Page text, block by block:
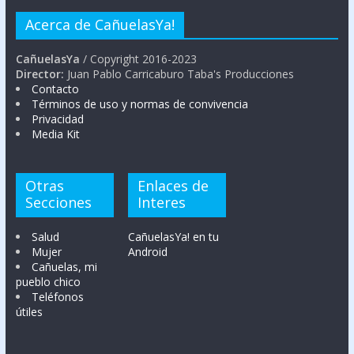
Acerca de CañuelasYa!
CañuelasYa / Copyright 2016-2023
Director: Juan Pablo Carricaburo Taba's Producciones
Contacto
Términos de uso y normas de convivencia
Privacidad
Media Kit
Otras
Secciones
Salud
Mujer
Cañuelas, mi
pueblo chico
Teléfonos
útiles
Enlaces de
Interes
CañuelasYa! en tu
Android